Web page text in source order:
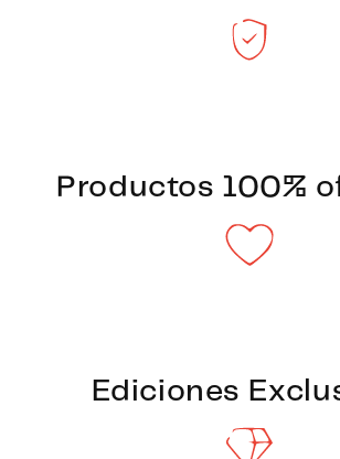
Productos 100%
Ediciones